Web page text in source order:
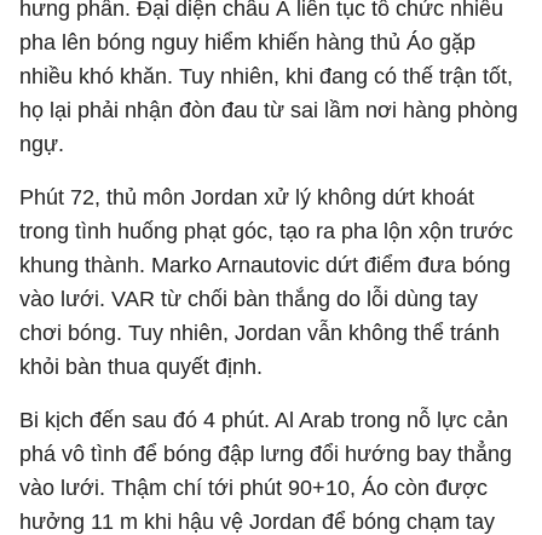
hưng phấn. Đại diện châu Á liên tục tổ chức nhiều
pha lên bóng nguy hiểm khiến hàng thủ Áo gặp
nhiều khó khăn. Tuy nhiên, khi đang có thế trận tốt,
họ lại phải nhận đòn đau từ sai lầm nơi hàng phòng
ngự.
Phút 72, thủ môn Jordan xử lý không dứt khoát
trong tình huống phạt góc, tạo ra pha lộn xộn trước
khung thành. Marko Arnautovic dứt điểm đưa bóng
vào lưới. VAR từ chối bàn thắng do lỗi dùng tay
chơi bóng. Tuy nhiên, Jordan vẫn không thể tránh
khỏi bàn thua quyết định.
Bi kịch đến sau đó 4 phút. Al Arab trong nỗ lực cản
phá vô tình để bóng đập lưng đổi hướng bay thẳng
vào lưới. Thậm chí tới phút 90+10, Áo còn được
hưởng 11 m khi hậu vệ Jordan để bóng chạm tay